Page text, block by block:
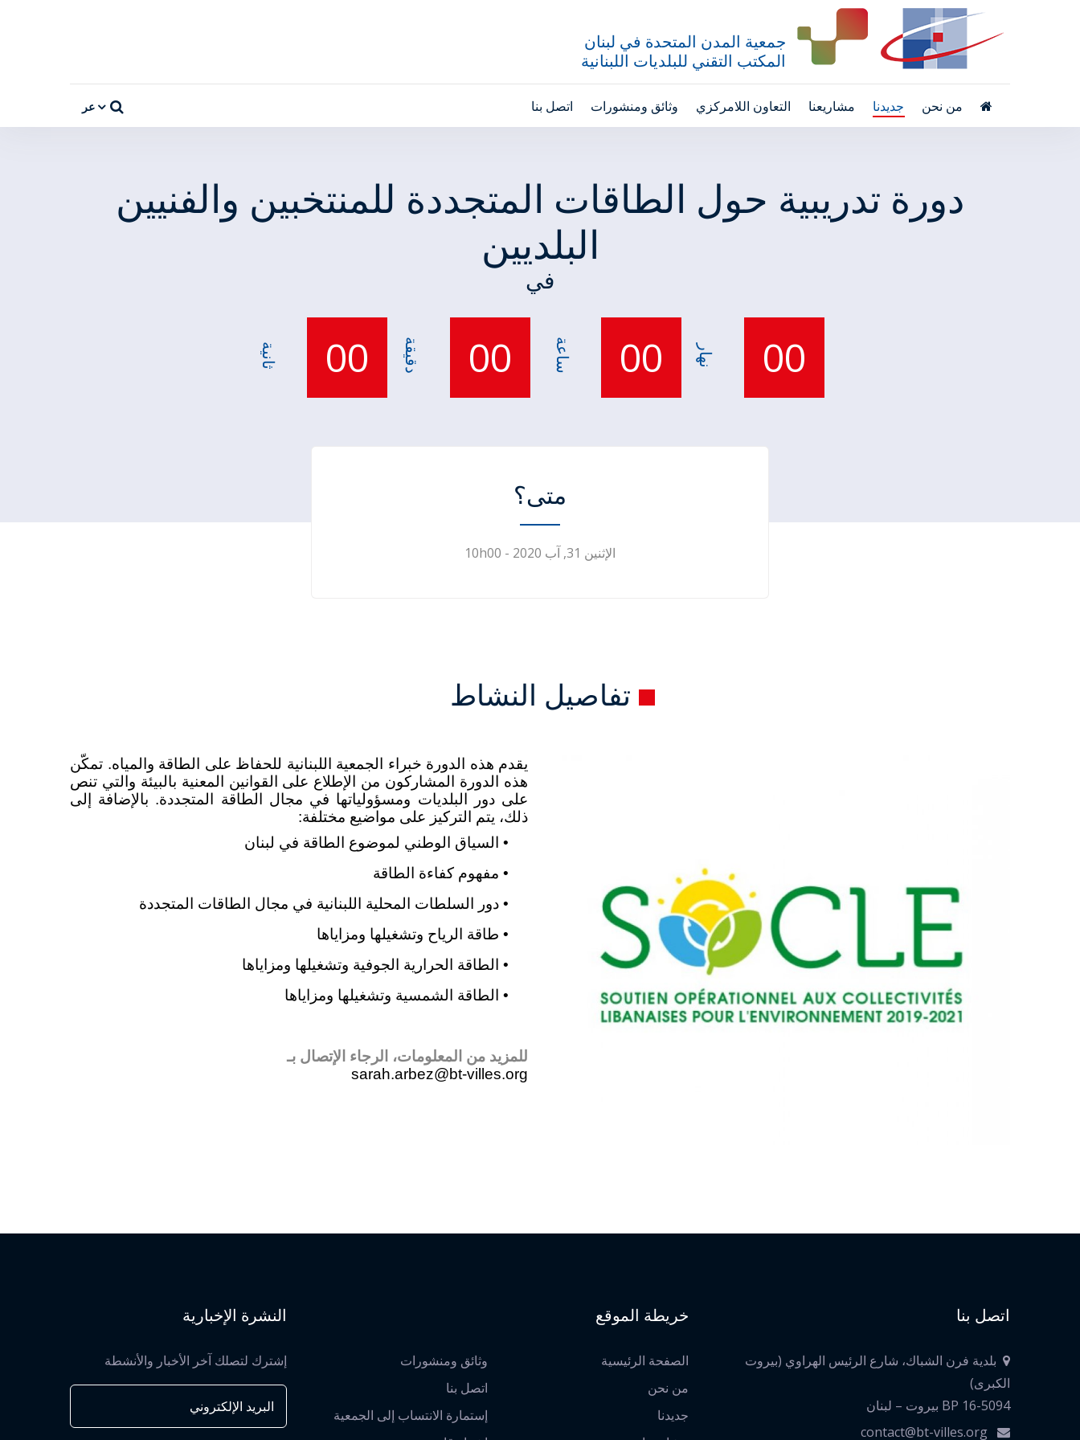
جمعية المدن المتحدة في لبنان
المكتب التقني للبلديات اللبنانية
من نحن جديدنا مشاريعنا التعاون اللامركزي وثائق ومنشورات اتصل بنا عر
دورة تدريبية حول الطاقات المتجددة للمنتخبين والفنيين
البلديين
في
00 نهار 00 ساعة 00 دقيقة 00 ثانية
متى؟
الإثنين 31, آب 2020 - 10h00
تفاصيل النشاط
يقدم هذه الدورة خبراء الجمعية اللبنانية للحفاظ على الطاقة والمياه. تمكّن
هذه الدورة المشاركون من الإطلاع على القوانين المعنية بالبيئة والتي تنص
على دور البلديات ومسؤولياتها في مجال الطاقة المتجددة. بالإضافة إلى
ذلك، يتم التركيز على مواضيع مختلفة:
• السياق الوطني لموضوع الطاقة في لبنان
• مفهوم كفاءة الطاقة
• دور السلطات المحلية اللبنانية في مجال الطاقات المتجددة
• طاقة الرياح وتشغيلها ومزاياها
• الطاقة الحرارية الجوفية وتشغيلها ومزاياها
• الطاقة الشمسية وتشغيلها ومزاياها
للمزيد من المعلومات، الرجاء الإتصال بـ
sarah.arbez@bt-villes.org
اتصل بنا
بلدية فرن الشباك، شارع الرئيس الهراوي (بيروت
الكبرى)
BP 16-5094 بيروت – لبنان
خريطة الموقع
الصفحة الرئيسية
من نحن
جديدنا
وثائق ومنشورات
اتصل بنا
إستمارة الانتساب إلى الجمعية
النشرة الإخبارية
إشترك لتصلك آخر الأخبار والأنشطة